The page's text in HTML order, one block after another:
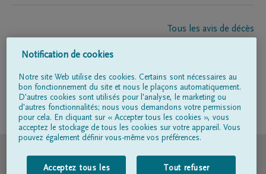
Tous les avis de décès
Entrepreneur de pompes funèbres
Suivez-nous sur
Notification de cookies
Notre site Web utilise des cookies. Certains sont nécessaires au
bon fonctionnement du site et nous le plaçons automatiquement.
D'autres cookies sont utilisés pour l'analyse, le marketing ou
d'autres fonctionnalités; nous vous demandons votre permission
pour cela. En cliquant sur « Accepter tous les cookies », vous
acceptez le stockage de tous les cookies sur votre appareil. Vous
pouvez également définir vous-même vos préférences.
Acceptez tous les Tout refuser